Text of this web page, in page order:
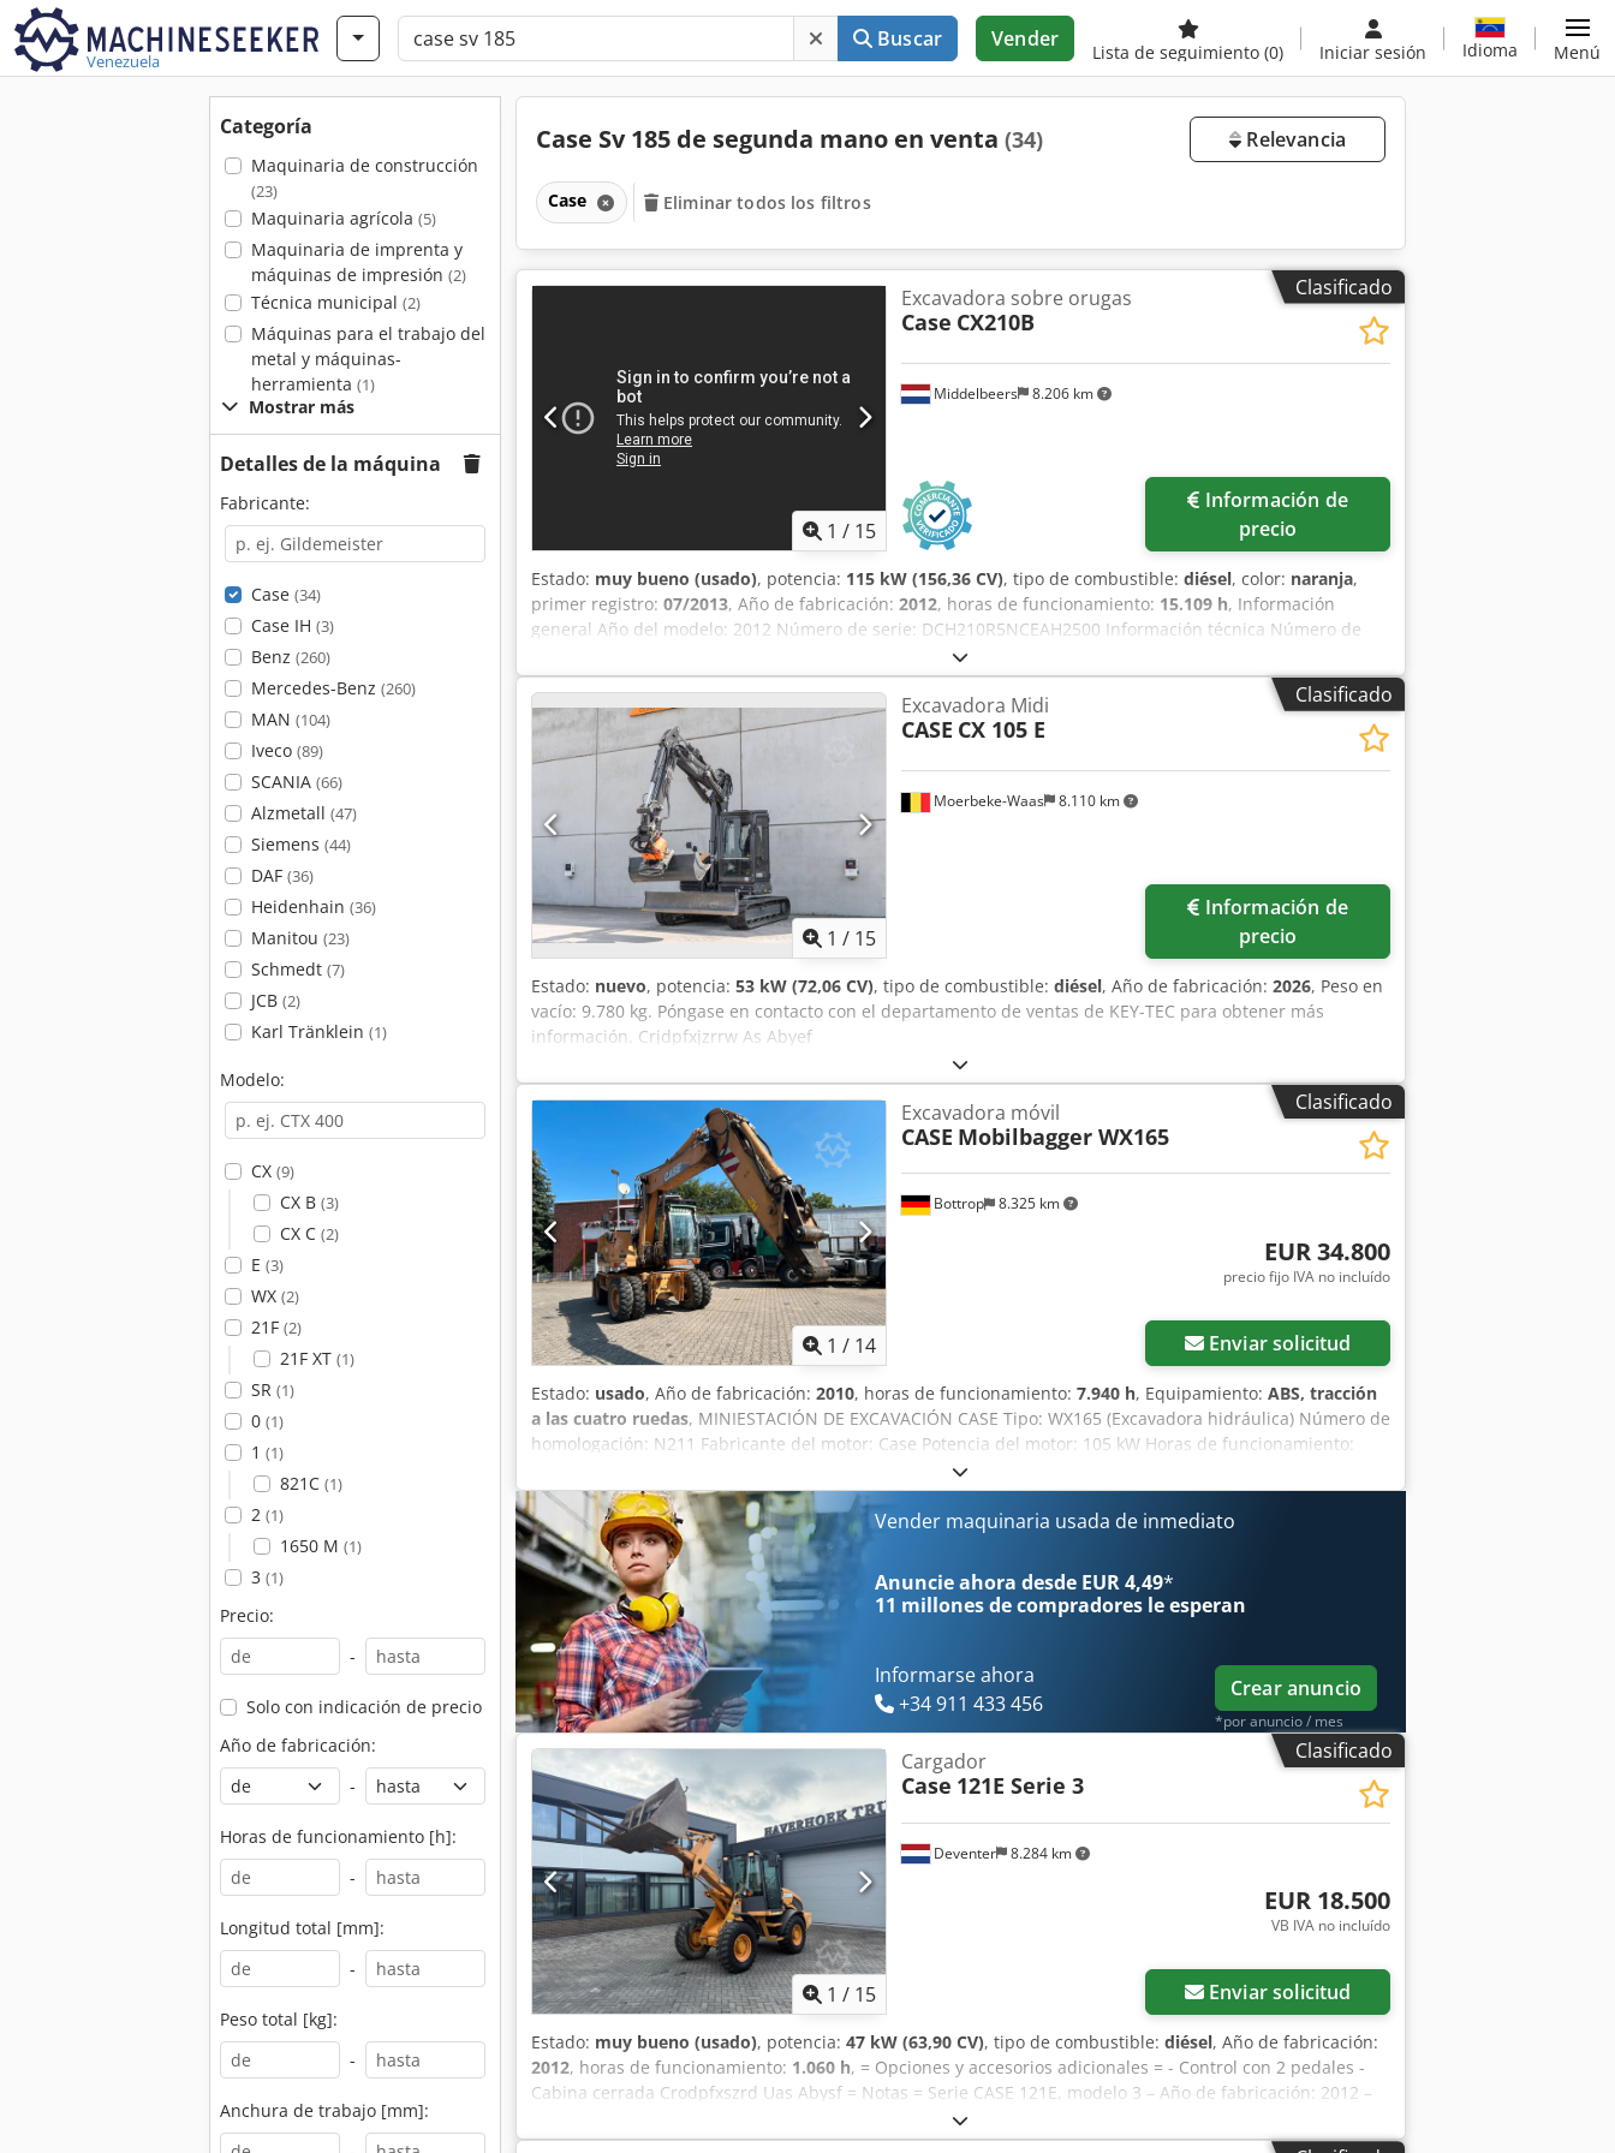
Venezuela
Buscar Vender
Lista de seguimiento (0) Iniciar sesión Idioma Menú
Categoría
Maquinaria de construcción
(23)
Maquinaria agrícola (5)
Maquinaria de imprenta y
máquinas de impresión (2)
Técnica municipal (2)
Máquinas para el trabajo del
metal y máquinas-
herramienta (1)
Mostrar más
Detalles de la máquina
Fabricante:
Case (34)
Case IH (3)
Benz (260)
Mercedes-Benz (260)
MAN (104)
Iveco (89)
SCANIA (66)
Alzmetall (47)
Siemens (44)
DAF (36)
Heidenhain (36)
Manitou (23)
Schmedt (7)
JCB (2)
Karl Tränklein (1)
Modelo:
CX (9)
CX B (3)
CX C (2)
E (3)
WX (2)
21F (2)
21F XT (1)
SR (1)
0 (1)
1 (1)
821C (1)
2 (1)
1650 M (1)
3 (1)
Precio:
-
Solo con indicación de precio
Año de fabricación:
-
Horas de funcionamiento [h]:
-
Longitud total [mm]:
-
Peso total [kg]:
-
Anchura de trabajo [mm]:
Case Sv 185 de segunda mano en venta (34) Relevancia
Case Eliminar todos los filtros
Clasificado
1 / 15
Middelbeers 8.206 km
Excavadora sobre orugas
Case CX210B
precio
Estado: muy bueno (usado), potencia: 115 kW (156,36 CV), tipo de combustible: diésel, color: naranja,
primer registro: 07/2013, Año de fabricación: 2012, horas de funcionamiento: 15.109 h, Información
general Año del modelo: 2012 Número de serie: DCH210R5NCEAH2500 Información técnica Número de
cilindros: 4 Peso en vacío: 22.600 kg Funcionalidad Anchura de trabajo: 300 cm Marcado CE: sí Estado
Estado técnico: muy bueno Estado visual: muy bueno Información financiera Cedpjy En Ndsfx Abyjrf
Precio: A consultar Garantía Garantía: De primer propietario, historial de mantenimiento completo, ¡listo
para trabajar de inmediato! - 80 % sistema de cadenas - Incluye 3 cucharas: 1300 mm, 450 mm y 2000 mm
cuchara niveladora - Opcional con sistema TOPCON 3D de 2021
Clasificado
1 / 15
Moerbeke-Waas 8.110 km
Excavadora Midi
CASE CX 105 E
precio
Estado: nuevo, potencia: 53 kW (72,06 CV), tipo de combustible: diésel, Año de fabricación: 2026, Peso en
vacío: 9.780 kg. Póngase en contacto con el departamento de ventas de KEY-TEC para obtener más
información. Crjdpfxjzrrw As Abyef
Clasificado
1 / 14
Bottrop 8.325 km
Excavadora móvil
CASE Mobilbagger WX165
EUR 34.800
precio fijo IVA no incluído
Enviar solicitud
Estado: usado, Año de fabricación: 2010, horas de funcionamiento: 7.940 h, Equipamiento: ABS, tracción
a las cuatro ruedas, MINIESTACIÓN DE EXCAVACIÓN CASE Tipo: WX165 (Excavadora hidráulica) Número de
homologación: N211 Fabricante del motor: Case Potencia del motor: 105 kW Horas de funcionamiento:
7940 h Peso máximo permitido: 18 000 kg Longitud para el transporte: 8,19 m Ancho para el transporte:
1,91 m Altura para el transporte: 2,89 m Color: Amarillo - Control mediante joystick Codozripcjpfx Abysrf -
Pala niveladora - Cámara Con gusto le brindamos apoyo también en el ámbito de la
financiación/arrendamiento a través de nuestros socios. Todos los datos son orientativos. Salvo error y
omisión.
Vender maquinaria usada de inmediato
Anuncie ahora desde EUR 4,49*
11 millones de compradores le esperan
Informarse ahora
+34 911 433 456
Crear anuncio
*por anuncio / mes
Clasificado
1 / 15
Deventer 8.284 km
Cargador
Case 121E Serie 3
EUR 18.500
VB IVA no incluído
Enviar solicitud
Estado: muy bueno (usado), potencia: 47 kW (63,90 CV), tipo de combustible: diésel, Año de fabricación:
2012, horas de funcionamiento: 1.060 h, = Opciones y accesorios adicionales = - Control con 2 pedales -
Cabina cerrada Crodpfxszrd Uas Abysf = Notas = Serie CASE 121E, modelo 3 – Año de fabricación: 2012 –
1.060 horas de funcionamiento Pala cargadora de la serie CASE 121E, modelo 3, año de fabricación: 2012.
La máquina se encuentra en buen estado y solo tiene 1.060 horas de funcionamiento. La máquina se